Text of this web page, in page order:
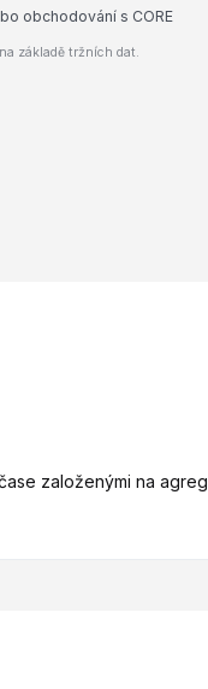
obchodování s CORE
základě tržních dat.
založenými na